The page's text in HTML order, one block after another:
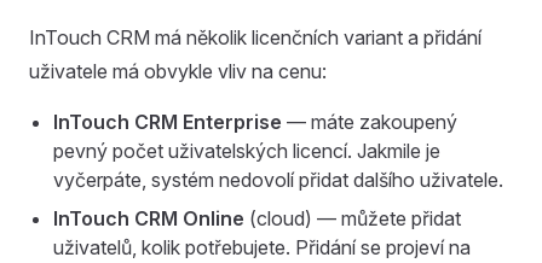
InTouch CRM má několik licenčních variant a přidání
uživatele má obvykle vliv na cenu:
InTouch CRM Enterprise — máte zakoupený
pevný počet uživatelských licencí. Jakmile je
vyčerpáte, systém nedovolí přidat dalšího uživatele.
InTouch CRM Online (cloud) — můžete přidat
uživatelů, kolik potřebujete. Přidání se projeví na